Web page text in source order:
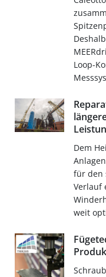
Loop-
Dem
für den
Verlauf
weit